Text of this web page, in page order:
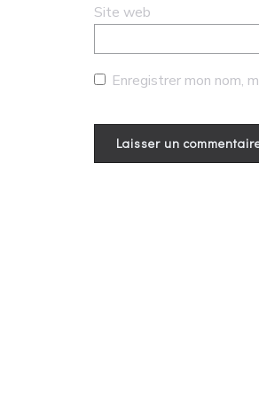
Site web
Enregistrer mon nom,